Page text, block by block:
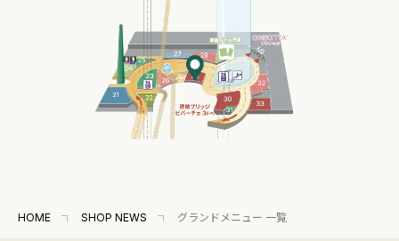
HOME SHOP NEWS グランドメニュー 一覧